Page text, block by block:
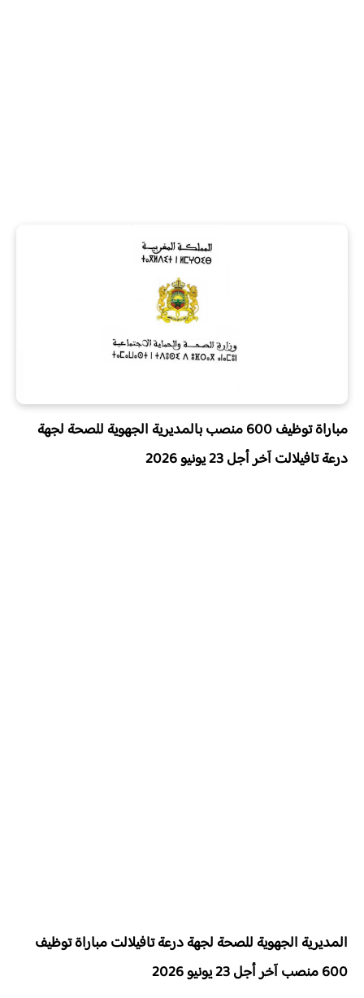
مباراة توظيف 600 منصب بالمديرية الجهوية للصحة لجهة
درعة تافيلالتآخر أجل 23 يونيو 2026
المديرية الجهوية للصحة لجهة درعة تافيلالتمباراة توظيف
600 منصب آخر أجل 23 يونيو 2026